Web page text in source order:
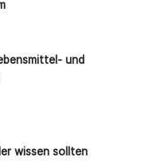
und
wissen sollten